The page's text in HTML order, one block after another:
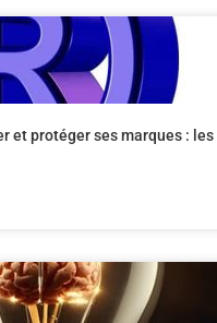
et protéger ses marques : les